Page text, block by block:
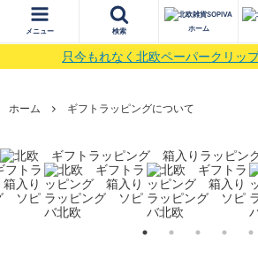
只今もれなく北欧ペーパークリッ
メニュー 検索 ホーム
ホーム ギフトラッピングについて